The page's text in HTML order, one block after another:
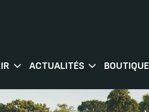
ACTUALITÉS BOUTIQUE